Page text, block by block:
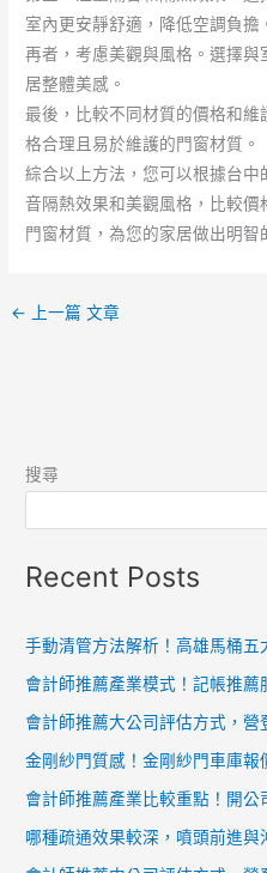
室內更安靜舒適，降低空調負擔
再者，考慮美觀與風格。選擇
居整體美感。
最後，比較不同材質的價格和
格合理且易於維護的門窗材質。
綜合以上方法，您可以根據台
音隔熱效果和美觀風格，比較
門窗材質，為您的家居做出明智
← 上一篇 文章
搜尋
Recent Posts
手動清管方法解析！高雄馬桶五
會計師推薦產業模式！記帳推薦
會計師推薦大公司評估方式，營
金剛紗門質感！金剛紗門車庫報
會計師推薦產業比較重點！開公
哪種疏通效果較深，噴頭前進與